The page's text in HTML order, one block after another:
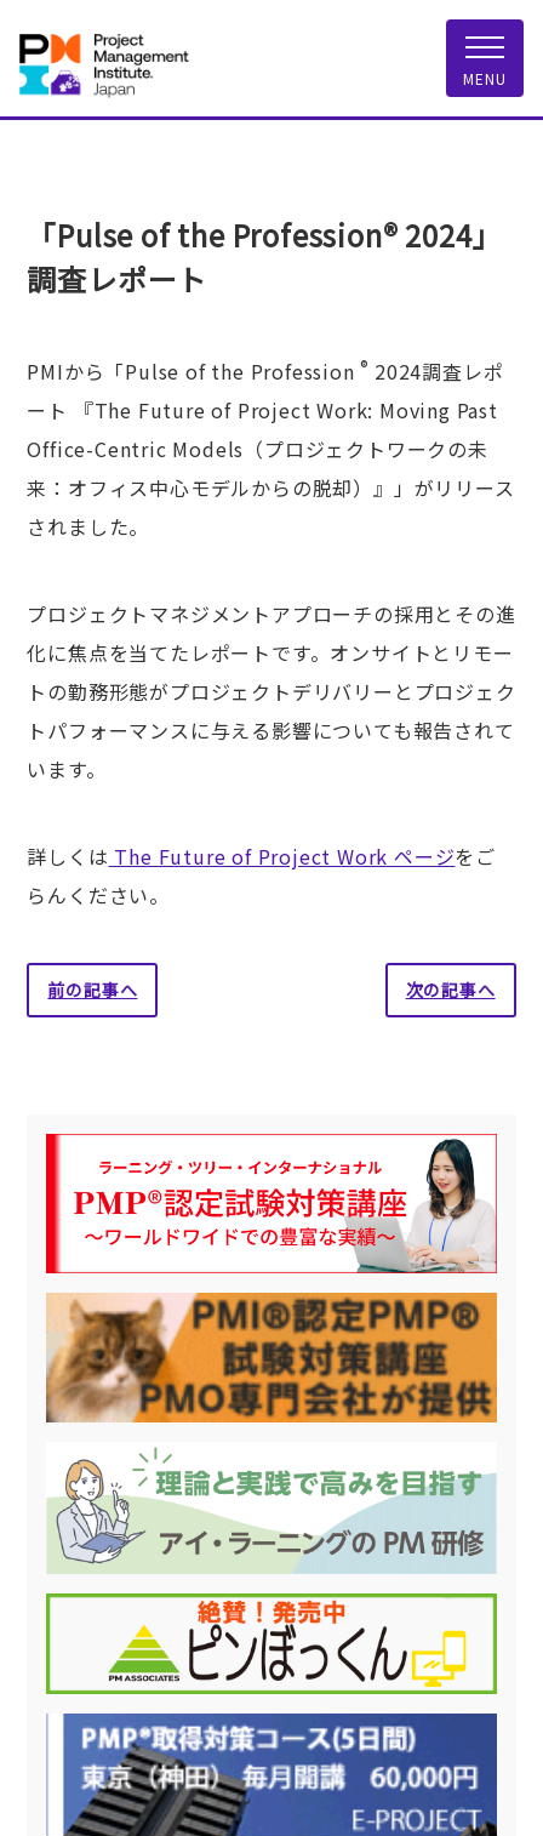
一般社団法人 PMI
MENU
「Pulse of the Profession® 2024」
調査レポート
PMIから「Pulse of the Profession ® 2024調査レポ
ート 『The Future of Project Work: Moving Past
Office-Centric Models（プロジェクトワークの未
来：オフィス中心モデルからの脱却）』」がリリース
されました。
プロジェクトマネジメントアプローチの採用とその進
化に焦点を当てたレポートです。オンサイトとリモー
トの勤務形態がプロジェクトデリバリーとプロジェク
トパフォーマンスに与える影響についても報告されて
います。
詳しくは The Future of Project Work ページをご
らんください。
前の記事へ 次の記事へ